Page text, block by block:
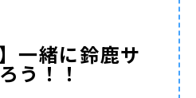
一緒に鈴鹿サ
う！！